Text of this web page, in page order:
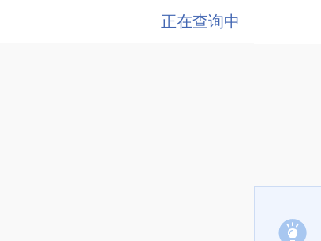
正在查询中